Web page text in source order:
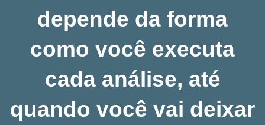
depende da forma
como você executa
cada análise, até
quando você vai deixar